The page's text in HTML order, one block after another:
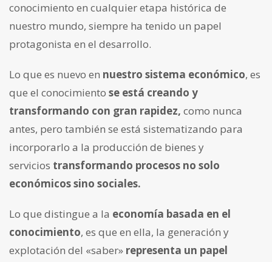
conocimiento en cualquier etapa histórica de
nuestro mundo, siempre ha tenido un papel
protagonista en el desarrollo.
Lo que es nuevo en nuestro sistema económico, es
que el conocimiento se está creando y
transformando con gran rapidez, como nunca
antes, pero también se está sistematizando para
incorporarlo a la producción de bienes y
servicios transformando procesos no solo
económicos sino sociales.
Lo que distingue a la economía basada en el
conocimiento, es que en ella, la generación y
explotación del «saber» representa un papel